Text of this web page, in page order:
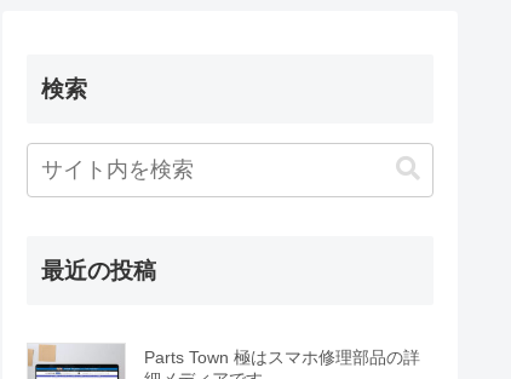
検索
最近の投稿
Parts Town 極はスマホ修理部品の詳